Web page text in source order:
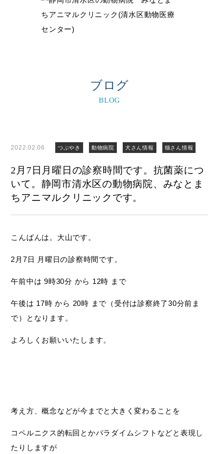
ブログ
BLOG
2022.02.06 つぶやき 動物病院 犬さん情報 猫さん情報
2月7日月曜日の診察時間です。抗菌薬につ
いて。静岡市清水区の動物病院、みなとま
ちアニマルクリニックです。
こんばんは。大山です。
2月7日 月曜日の診察時間です。
午前中は 9時30分 から 12時 まで
午後は 17時 から 20時 まで（受付は診察終了30分前ま
で）となります。
よろしくお願いいたします。
考え方、概念などが今までと大きく変わることを
コペルニクス的転回とかパラダイムシフトなどと表現し
たりしますが